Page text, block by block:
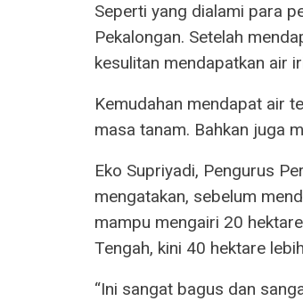
Seperti yang dialami para
Pekalongan. Setelah
kesulitan mendapatkan air
Kemudahan mendapat air
masa tanam. Bahkan juga
Eko Supriyadi, Pengurus
mengatakan, sebelum
mampu mengairi 20
Tengah, kini 40 hektare
“Ini sangat bagus dan